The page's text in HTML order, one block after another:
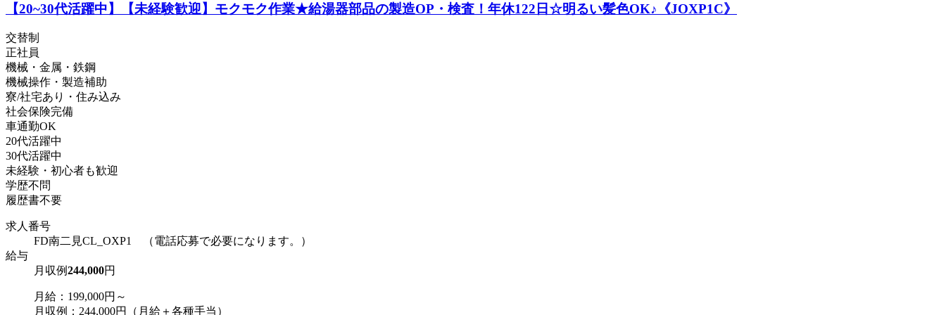
【20~30代活躍中】【未経験歓迎】モクモク作業★給湯器部品の製造OP・検査！年休122日☆明るい髪色OK♪《JOXP1C》
交替制
正社員
機械・金属・鉄鋼
機械操作・製造補助
寮/社宅あり・住み込み
社会保険完備
車通勤OK
20代活躍中
30代活躍中
未経験・初心者も歓迎
学歴不問
履歴書不要
求人番号
FD南二見CL_OXP1 （電話応募で必要になります。）
給与
月収例244,000円
月給：199,000円～
月収例：244,000円（月給＋各種手当）